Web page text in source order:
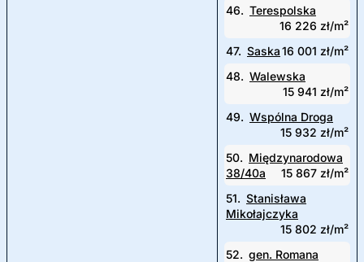
46. Terespolska
16 226 zł/m²
47. Saska16 001 zł/m²
48. Walewska
15 941 zł/m²
49. Wspólna Droga
15 932 zł/m²
50. Międzynarodowa
38/40a
15 867 zł/m²
51. Stanisława
Mikołajczyka
15 802 zł/m²
52. gen. Romana